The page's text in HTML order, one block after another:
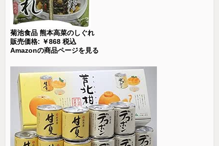
菊池食品 熊本高菜のしぐれ
販売価格: ￥868 税込
Amazonの商品ページを見る